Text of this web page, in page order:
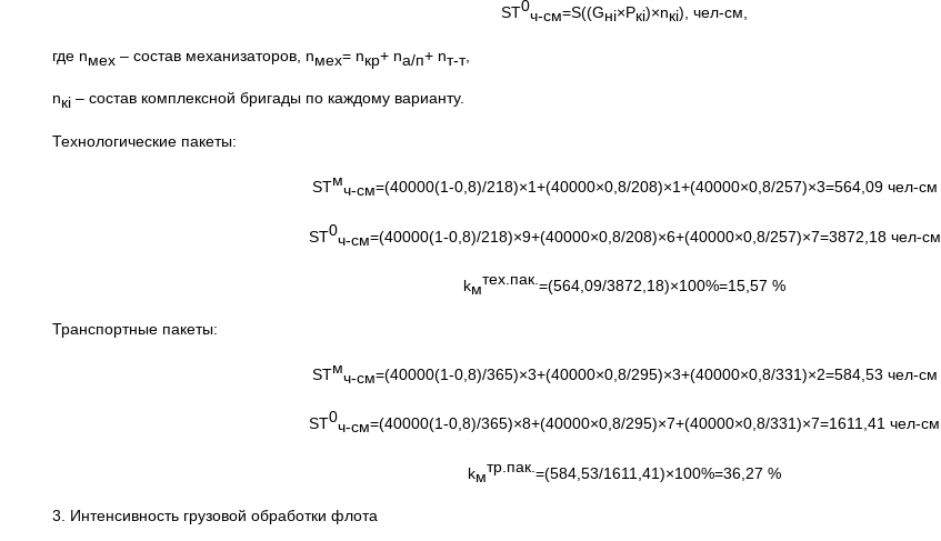
SТ0
ч-см=S((Gнi×Ркi)×nкi), чел-см,
где nмех – состав механизаторов, nмех= nкр+ nа/п+ nт-т,
nкi – состав комплексной бригады по каждому варианту.
Технологические пакеты:
SТм
ч-см=(40000(1-0,8)/218)×1+(40000×0,8/208)×1+(40000×0,8/257)×3=564,09 чел-см
SТ0
ч-см=(40000(1-0,8)/218)×9+(40000×0,8/208)×6+(40000×0,8/257)×7=3872,18 чел-см
kм
тех.пак. =(564,09/3872,18)×100%=15,57 %
Транспортные пакеты:
SТм
ч-см=(40000(1-0,8)/365)×3+(40000×0,8/295)×3+(40000×0,8/331)×2=584,53 чел-см
SТ0
ч-см=(40000(1-0,8)/365)×8+(40000×0,8/295)×7+(40000×0,8/331)×7=1611,41 чел-см
kм
тр.пак. =(584,53/1611,41)×100%=36,27 %
3. Интенсивность грузовой обработки флота